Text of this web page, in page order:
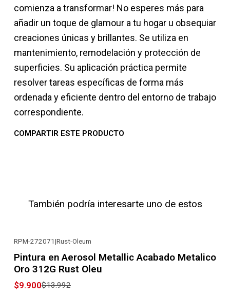
comienza a transformar! No esperes más para
añadir un toque de glamour a tu hogar u obsequiar
creaciones únicas y brillantes. Se utiliza en
mantenimiento, remodelación y protección de
superficies. Su aplicación práctica permite
resolver tareas específicas de forma más
ordenada y eficiente dentro del entorno de trabajo
correspondiente.
COMPARTIR ESTE PRODUCTO
También podría interesarte uno de estos
RPM-272071|Rust-Oleum
Pintura en Aerosol Metallic Acabado Metalico
Oro 312G Rust Oleu
$9.900$13.992